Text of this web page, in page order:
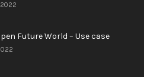
Future World – Use case